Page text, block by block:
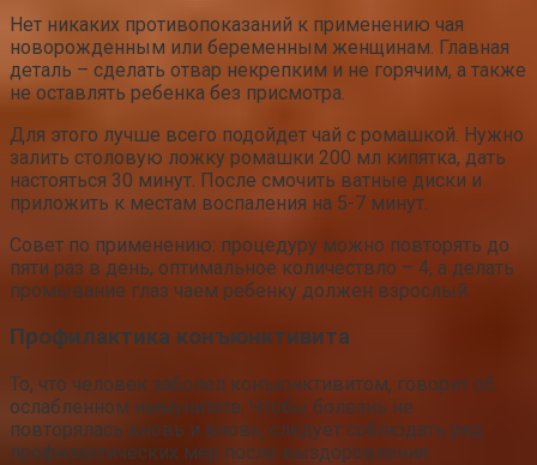
Нет никаких противопоказаний к применению чая
новорожденным или беременным женщинам. Главная
деталь – сделать отвар некрепким и не горячим, а также
не оставлять ребенка без присмотра.
Для этого лучше всего подойдет чай с ромашкой. Нужно
залить столовую ложку ромашки 200 мл кипятка, дать
настояться 30 минут. После смочить ватные диски и
приложить к местам воспаления на 5-7 минут.
Совет по применению: процедуру можно повторять до
пяти раз в день, оптимальное количествло – 4, а делать
промывание глаз чаем ребенку должен взрослый.
Профилактика конъюнктивита
То, что человек заболел конъюнктивитом, говорит об
ослабленном иммунитете. Чтобы болезнь не
повторялась вновь и вновь, следует соблюдать ряд
профилактических мер после выздоровления: